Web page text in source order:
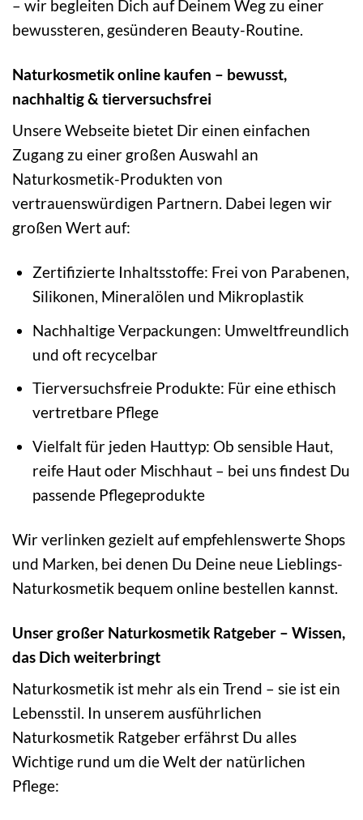
– wir begleiten Dich auf Deinem Weg zu einer
bewussteren, gesünderen Beauty-Routine.
Naturkosmetik online kaufen – bewusst,
nachhaltig & tierversuchsfrei
Unsere Webseite bietet Dir einen einfachen
Zugang zu einer großen Auswahl an
Naturkosmetik-Produkten von
vertrauenswürdigen Partnern. Dabei legen wir
großen Wert auf:
Zertifizierte Inhaltsstoffe: Frei von Parabenen,
Silikonen, Mineralölen und Mikroplastik
Nachhaltige Verpackungen: Umweltfreundlich
und oft recycelbar
Tierversuchsfreie Produkte: Für eine ethisch
vertretbare Pflege
Vielfalt für jeden Hauttyp: Ob sensible Haut,
reife Haut oder Mischhaut – bei uns findest Du
passende Pflegeprodukte
Wir verlinken gezielt auf empfehlenswerte Shops
und Marken, bei denen Du Deine neue Lieblings-
Naturkosmetik bequem online bestellen kannst.
Unser großer Naturkosmetik Ratgeber – Wissen,
das Dich weiterbringt
Naturkosmetik ist mehr als ein Trend – sie ist ein
Lebensstil. In unserem ausführlichen
Naturkosmetik Ratgeber erfährst Du alles
Wichtige rund um die Welt der natürlichen
Pflege: